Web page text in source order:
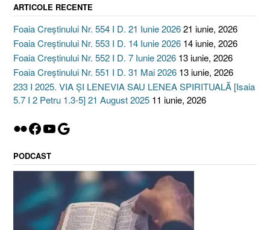
ARTICOLE RECENTE
Foaia Creștinului Nr. 554 I D. 21 Iunie 202621 iunie, 2026
Foaia Creștinului Nr. 553 I D. 14 Iunie 2026 14 iunie, 2026
Foaia Creștinului Nr. 552 I D. 7 Iunie 2026 13 iunie, 2026
Foaia Creștinului Nr. 551 I D. 31 Mai 2026 13 iunie, 2026
233 I 2025. VIA ȘI LENEVIA SAU LENEA SPIRITUALĂ [Isaia
5.7 I 2 Petru 1.3-5] 21 August 2025 11 iunie, 2026
Flickr
Facebook
YouTube
Google
PODCAST